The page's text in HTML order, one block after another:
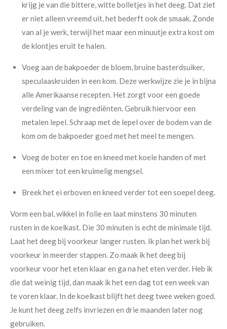
krijg je van die bittere, witte bolletjes in het deeg. Dat ziet
er niet alleen vreemd uit, het bederft ook de smaak. Zonde
van al je werk, terwijl het maar een minuutje extra kost om
de klontjes eruit te halen.
Voeg aan de bakpoeder de bloem, bruine basterdsuiker,
speculaaskruiden in een kom. Deze werkwijze zie je in bijna
alle Amerikaanse recepten. Het zorgt voor een goede
verdeling van de ingrediënten. Gebruik hiervoor een
metalen lepel. Schraap met de lepel over de bodem van de
kom om de bakpoeder goed met het meel te mengen.
Voeg de boter en toe en kneed met koele handen of met
een mixer tot een kruimelig mengsel.
Breek het ei erboven en kneed verder tot een soepel deeg.
Vorm een bal, wikkel in folie en laat minstens 30 minuten
rusten in de koelkast. Die 30 minuten is echt de minimale tijd.
Laat het deeg bij voorkeur langer rusten. Ik plan het werk bij
voorkeur in meerder stappen. Zo maak ik het deeg bij
voorkeur voor het eten klaar en ga na het eten verder. Heb ik
die dat weinig tijd, dan maak ik het een dag tot een week van
te voren klaar. In de koelkast blijft het deeg twee weken goed.
Je kunt het deeg zelfs invriezen en drie maanden later nog
gebruiken.